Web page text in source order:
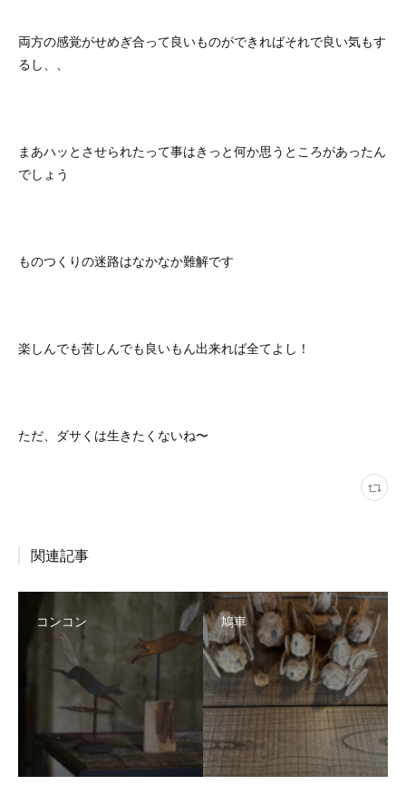
両方の感覚がせめぎ合って良いものができればそれで良い気もす
るし、、
まあハッとさせられたって事はきっと何か思うところがあったん
でしょう
ものつくりの迷路はなかなか難解です
楽しんでも苦しんでも良いもん出来れば全てよし！
ただ、ダサくは生きたくないね〜
関連記事
コンコン 鳩車